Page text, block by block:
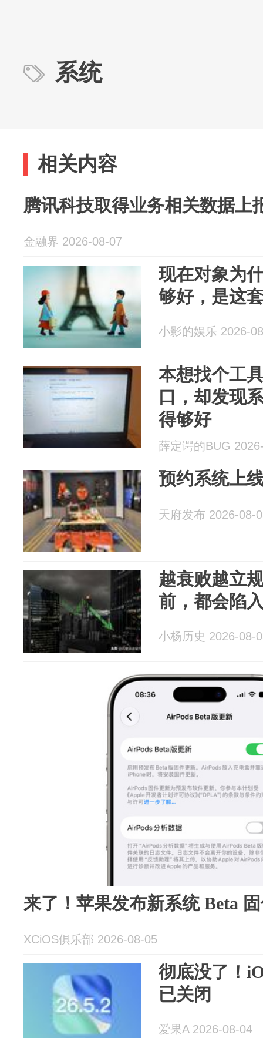
系统
相关内容
腾讯科技取得业务相关数据上
金融界 2026-08-07
现在对象为
够好，是这
小影的娱乐 2026-
本想找个工
口，却发现
得够好
薛定谔的BUG
预约系统上
天府发布 2026-08-
越衰败越立
前，都会陷
小杨历史 2026-08-
来了！苹果发布新系统 Beta
XCiOS俱乐部 2026-08-05
彻底没了！
已关闭
爱果A 2026-08-04